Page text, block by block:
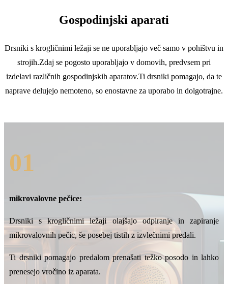
Gospodinjski aparati
Drsniki s krogličnimi ležaji se ne uporabljajo več samo v pohištvu in
strojih.Zdaj se pogosto uporabljajo v domovih, predvsem pri
izdelavi različnih gospodinjskih aparatov.Ti drsniki pomagajo, da te
naprave delujejo nemoteno, so enostavne za uporabo in dolgotrajne.
01
mikrovalovne pečice:
Drsniki s krogličnimi ležaji olajšajo odpiranje in zapiranje
mikrovalovnih pečic, še posebej tistih z izvlečnimi predali.
Ti drsniki pomagajo predalom prenašati težko posodo in lahko
prenesejo vročino iz aparata.